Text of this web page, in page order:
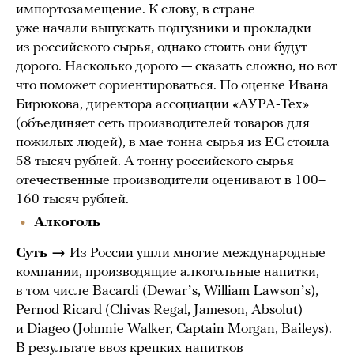
импортозамещение. К слову, в стране
уже начали выпускать подгузники и прокладки
из российского сырья, однако стоить они будут
дорого. Насколько дорого — сказать сложно, но вот
что поможет сориентироваться. По оценке Ивана
Бирюкова, директора ассоциации «АУРА-Тех»
(объединяет сеть производителей товаров для
пожилых людей), в мае тонна сырья из ЕС стоила
58 тысяч рублей. А тонну российского сырья
отечественные производители оценивают в 100–
160 тысяч рублей.
Алкоголь
Суть → Из России ушли многие международные
компании, производящие алкогольные напитки,
в том числе Bacardi (Dewarʼs, William Lawsonʼs),
Pernod Ricard (Chivas Regal, Jameson, Absolut)
и Diageo (Johnnie Walker, Captain Morgan, Baileys).
В результате ввоз крепких напитков